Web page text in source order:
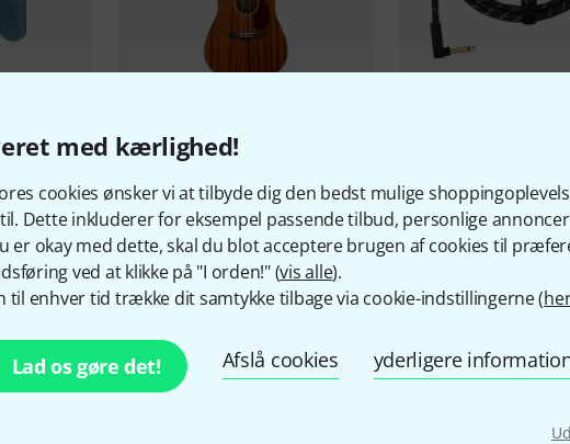
med kærlighed!
cookies ønsker vi at tilbyde dig den bedst mulige
Dette inkluderer for eksempel passende tilbud, personlige
er okay med dette, skal du blot acceptere brugen af cookies til
ved at klikke på "I orden!" (vis alle).
til enhver tid trække dit samtykke tilbage via cookie-indstillingerne (
Lad os gøre det! Afslå cookies yderligere
FenderCD-140SCE All Mah
2.759 kr
129 kr
Fender Tilbud